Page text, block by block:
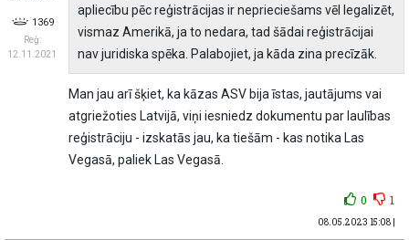
1369
Reģ:
12.11.2021
apliecību pēc reģistrācijas ir neprieciešams vēl legalizēt,
vismaz Amerikā, ja to nedara, tad šādai reģistrācijai
nav juridiska spēka. Palabojiet, ja kāda zina precīzāk.
Man jau arī šķiet, ka kāzas ASV bija īstas, jautājums vai
atgriežoties Latvijā, viņi iesniedz dokumentu par laulības
reģistrāciju - izskatās jau, ka tiešām - kas notika Las
Vegasā, paliek Las Vegasā.
0 1
08.05.2023 15:08 |